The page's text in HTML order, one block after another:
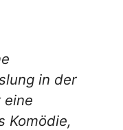
in der
eine
Komödie,